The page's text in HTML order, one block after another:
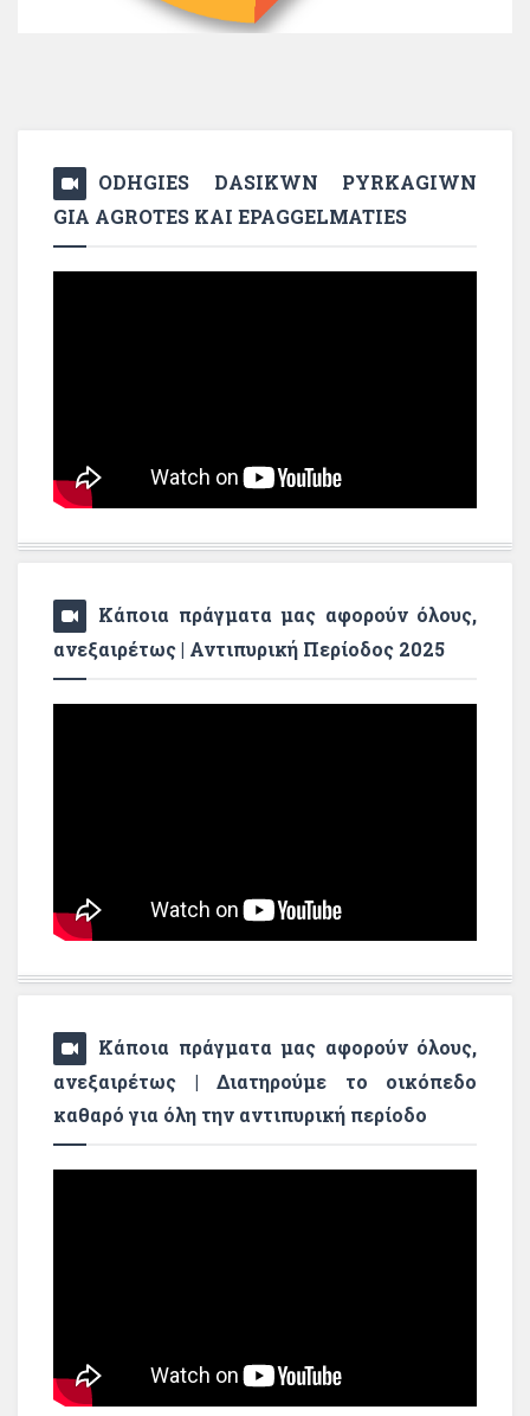
ODHGIES DASIKWN PYRKAGIWN
GIA AGROTES KAI EPAGGELMATIES
Κάποια πράγματα μας αφορούν όλους,
ανεξαιρέτως | Αντιπυρική Περίοδος 2025
Κάποια πράγματα μας αφορούν όλους,
ανεξαιρέτως | Διατηρούμε το οικόπεδο
καθαρό για όλη την αντιπυρική περίοδο